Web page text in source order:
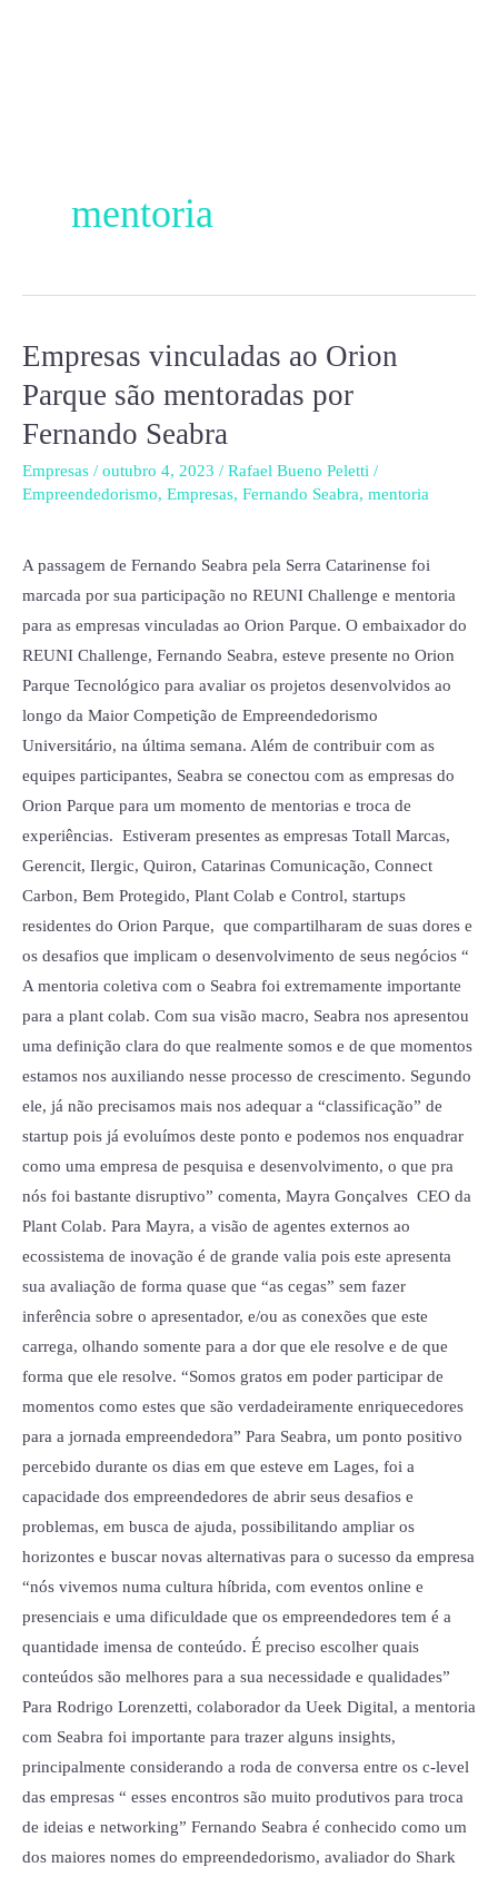
mentoria
Empresas vinculadas ao Orion
Parque são mentoradas por
Fernando Seabra
Empresas / outubro 4, 2023 / Rafael Bueno Peletti /
Empreendedorismo, Empresas, Fernando Seabra, mentoria
A passagem de Fernando Seabra pela Serra Catarinense foi
marcada por sua participação no REUNI Challenge e mentoria
para as empresas vinculadas ao Orion Parque. O embaixador do
REUNI Challenge, Fernando Seabra, esteve presente no Orion
Parque Tecnológico para avaliar os projetos desenvolvidos ao
longo da Maior Competição de Empreendedorismo
Universitário, na última semana. Além de contribuir com as
equipes participantes, Seabra se conectou com as empresas do
Orion Parque para um momento de mentorias e troca de
experiências. Estiveram presentes as empresas Totall Marcas,
Gerencit, Ilergic, Quiron, Catarinas Comunicação, Connect
Carbon, Bem Protegido, Plant Colab e Control, startups
residentes do Orion Parque, que compartilharam de suas dores e
os desafios que implicam o desenvolvimento de seus negócios “
A mentoria coletiva com o Seabra foi extremamente importante
para a plant colab. Com sua visão macro, Seabra nos apresentou
uma definição clara do que realmente somos e de que momentos
estamos nos auxiliando nesse processo de crescimento. Segundo
ele, já não precisamos mais nos adequar a “classificação” de
startup pois já evoluímos deste ponto e podemos nos enquadrar
como uma empresa de pesquisa e desenvolvimento, o que pra
nós foi bastante disruptivo” comenta, Mayra Gonçalves CEO da
Plant Colab. Para Mayra, a visão de agentes externos ao
ecossistema de inovação é de grande valia pois este apresenta
sua avaliação de forma quase que “as cegas” sem fazer
inferência sobre o apresentador, e/ou as conexões que este
carrega, olhando somente para a dor que ele resolve e de que
forma que ele resolve. “Somos gratos em poder participar de
momentos como estes que são verdadeiramente enriquecedores
para a jornada empreendedora” Para Seabra, um ponto positivo
percebido durante os dias em que esteve em Lages, foi a
capacidade dos empreendedores de abrir seus desafios e
problemas, em busca de ajuda, possibilitando ampliar os
horizontes e buscar novas alternativas para o sucesso da empresa
“nós vivemos numa cultura híbrida, com eventos online e
presenciais e uma dificuldade que os empreendedores tem é a
quantidade imensa de conteúdo. É preciso escolher quais
conteúdos são melhores para a sua necessidade e qualidades”
Para Rodrigo Lorenzetti, colaborador da Ueek Digital, a mentoria
com Seabra foi importante para trazer alguns insights,
principalmente considerando a roda de conversa entre os c-level
das empresas “ esses encontros são muito produtivos para troca
de ideias e networking” Fernando Seabra é conhecido como um
dos maiores nomes do empreendedorismo, avaliador do Shark
Empresas
ao
Orion
Parque
são
por
Fernando
Seabra